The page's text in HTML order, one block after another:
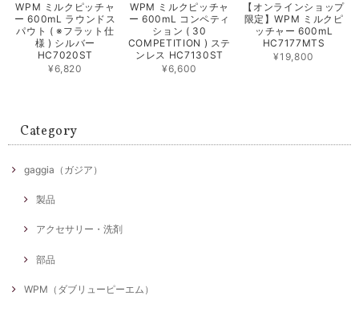
WPM ミルクピッチャ
ー 600mL ラウンドス
パウト ( ※フラット仕
様 ) シルバー
HC7020ST
¥6,820
WPM ミルクピッチャ
ー 600mL コンペティ
ション ( 30
COMPETITION ) ステ
ンレス HC7130ST
¥6,600
【オンラインショップ
限定】WPM ミルクピ
ッチャー 600mL
HC7177MTS
¥19,800
Category
gaggia（ガジア）
製品
アクセサリー・洗剤
部品
WPM（ダブリューピーエム）